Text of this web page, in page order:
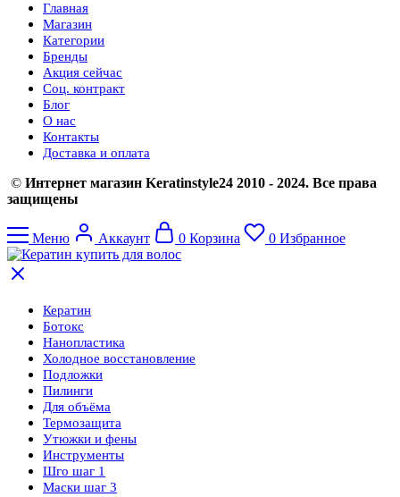
Главная
Магазин
Категории
Бренды
Акция сейчас
Соц. контракт
Блог
О нас
Контакты
Доставка и оплата
© Интернет магазин Keratinstyle24 2010 - 2024. Все права
защищены
Меню Аккаунт 0 Корзина 0 Избранное
Кератин
Ботокс
Нанопластика
Холодное восстановление
Подложки
Пилинги
Для объёма
Термозащита
Утюжки и фены
Инструменты
Шго шаг 1
Маски шаг 3